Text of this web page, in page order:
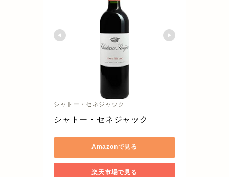
シャトー・セネジャック
シャトー・セネジャック
Amazonで見る
楽天市場で見る